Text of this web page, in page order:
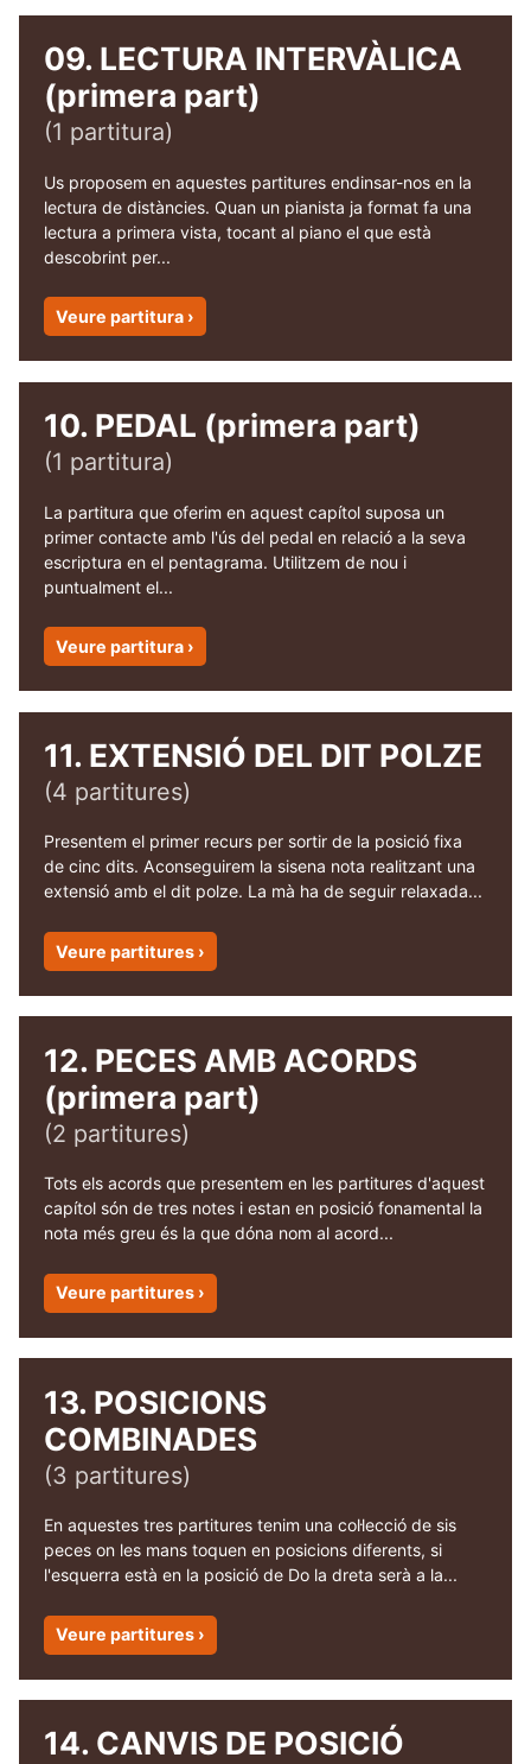
09. LECTURA INTERVÀLICA
(primera part)
(1 partitura)
Us proposem en aquestes partitures endinsar-nos en la
lectura de distàncies. Quan un pianista ja format fa una
lectura a primera vista, tocant al piano el que està
descobrint per...
Veure partitura ›
10. PEDAL (primera part)
(1 partitura)
La partitura que oferim en aquest capítol suposa un
primer contacte amb l'ús del pedal en relació a la seva
escriptura en el pentagrama. Utilitzem de nou i
puntualment el...
Veure partitura ›
11. EXTENSIÓ DEL DIT POLZE
(4 partitures)
Presentem el primer recurs per sortir de la posició fixa
de cinc dits. Aconseguirem la sisena nota realitzant una
extensió amb el dit polze. La mà ha de seguir relaxada...
Veure partitures ›
12. PECES AMB ACORDS
(primera part)
(2 partitures)
Tots els acords que presentem en les partitures d'aquest
capítol són de tres notes i estan en posició fonamental la
nota més greu és la que dóna nom al acord...
Veure partitures ›
13. POSICIONS
COMBINADES
(3 partitures)
En aquestes tres partitures tenim una col·lecció de sis
peces on les mans toquen en posicions diferents, si
l'esquerra està en la posició de Do la dreta serà a la...
Veure partitures ›
14. CANVIS DE POSICIÓ